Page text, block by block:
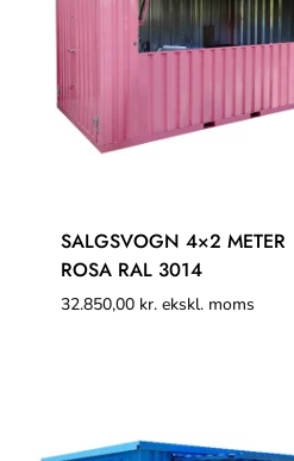
SALGSVOGN 4×2 METER
ROSA RAL 3014
32.850,00 kr. ekskl. moms